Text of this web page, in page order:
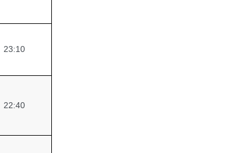
23:10
22:40